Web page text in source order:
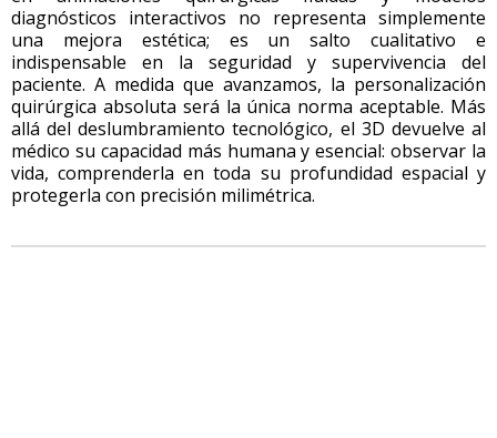
diagnósticos interactivos no representa simplemente
una mejora estética; es un salto cualitativo e
indispensable en la seguridad y supervivencia del
paciente. A medida que avanzamos, la personalización
quirúrgica absoluta será la única norma aceptable. Más
allá del deslumbramiento tecnológico, el 3D devuelve al
médico su capacidad más humana y esencial: observar la
vida, comprenderla en toda su profundidad espacial y
protegerla con precisión milimétrica.